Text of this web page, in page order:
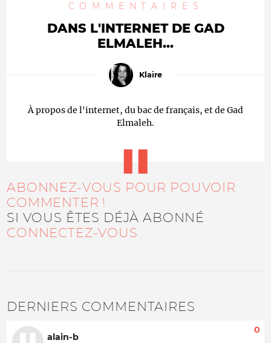
COMMENTAIRES
DANS L'INTERNET DE GAD
ELMALEH...
Klaire
À propos de l'internet, du bac de français, et de Gad
Elmaleh.
ABONNEZ-VOUS POUR POUVOIR
COMMENTER !
SI VOUS ÊTES DÉJÀ ABONNÉ
CONNECTEZ-VOUS
DERNIERS COMMENTAIRES
alain-b
0